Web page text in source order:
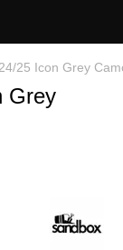
25 Icon Grey
Grey